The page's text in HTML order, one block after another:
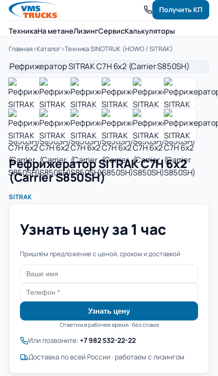
ТехникаНа метанеЛизингСервисКалькуляторы
Получить КП
Главная›Каталог›Техника SINOTRUK (HOWO / SITRAK)
Рефрижератор SITRAK С7H 6x2
(Carrier S850SH)
SITRAK
Узнать цену за 1 час
Пришлём предложение с ценой, сроком и доставкой
Узнать цену
Ответим в рабочее время · без спама
Или позвоните: +7 982 532-22-22
Доставка по всей России · работаем с лизингом